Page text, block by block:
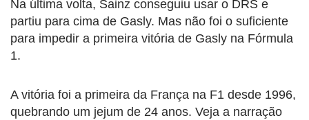
Na última volta, Sainz conseguiu usar o DRS e
partiu para cima de Gasly. Mas não foi o suficiente
para impedir a primeira vitória de Gasly na Fórmula
1.
A vitória foi a primeira da França na F1 desde 1996,
quebrando um jejum de 24 anos. Veja a narração